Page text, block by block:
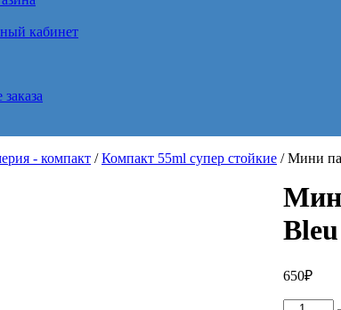
кабинет
- компакт /Компакт 55ml супер стойкие / Мини
650₽